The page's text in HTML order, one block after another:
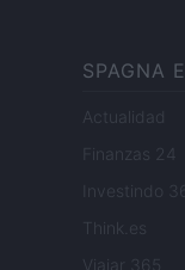
SPAGNA
Actualidad
Finanzas 24
Investindo
Think.es
Viajar 365